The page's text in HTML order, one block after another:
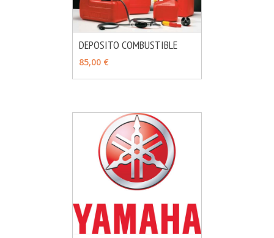
DEPOSITO COMBUSTIBLE
85,00 €